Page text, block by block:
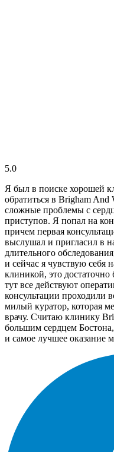
5.0
Я был в поиске хорошей
обратиться в Brigham
сложные проблемы с
приступов. Я попал на
причем первая
выслушал и пригласил в
длительного
и сейчас я чувствую себя
клиникой, это
тут все действуют
консультации проходили
милый куратор, которая
врачу. Считаю клинику
большим сердцем
и самое лучшее оказание